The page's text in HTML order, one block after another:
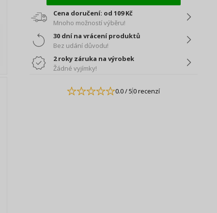
Cena doručení: od 109 Kč
Mnoho možností výběru!
30 dní na vrácení produktů
Bez udání důvodu!
2 roky záruka na výrobek
Žádné vyjímky!
0.0/ 50 recenzí